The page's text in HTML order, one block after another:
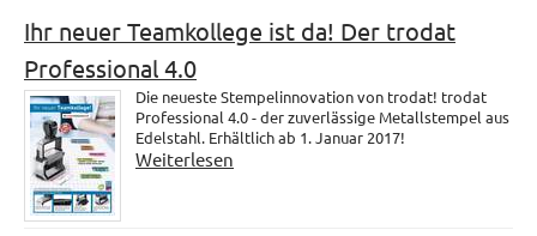
Ihr neuer Teamkollege ist da! Der trodat
Professional 4.0
Die neueste Stempelinnovation von trodat! trodat
Professional 4.0 - der zuverlässige Metallstempel aus
Edelstahl. Erhältlich ab 1. Januar 2017!
Weiterlesen